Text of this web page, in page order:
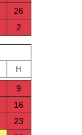
26
2
Н
9
16
23